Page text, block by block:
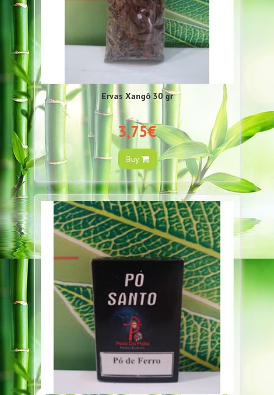
Ervas Xangô 30 gr
3,75€
Buy